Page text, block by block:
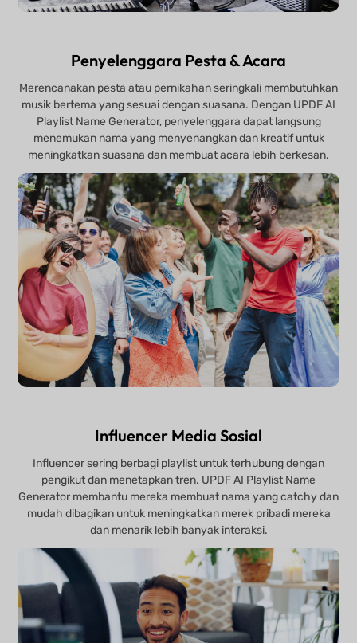
Penyelenggara Pesta & Acara
Merencanakan pesta atau pernikahan seringkali membutuhkan
musik bertema yang sesuai dengan suasana. Dengan UPDF AI
Playlist Name Generator, penyelenggara dapat langsung
menemukan nama yang menyenangkan dan kreatif untuk
meningkatkan suasana dan membuat acara lebih berkesan.
Influencer Media Sosial
Influencer sering berbagi playlist untuk terhubung dengan
pengikut dan menetapkan tren. UPDF AI Playlist Name
Generator membantu mereka membuat nama yang catchy dan
mudah dibagikan untuk meningkatkan merek pribadi mereka
dan menarik lebih banyak interaksi.